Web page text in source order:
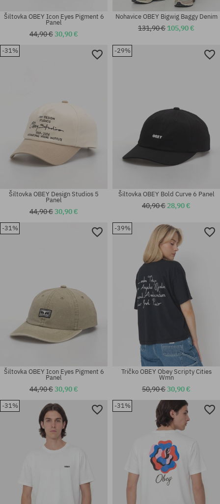
Dostupné veľkosti:
Šiltovka OBEY Icon Eyes Pigment 6
Panel
44,90 €30,90 €
Dostupné veľkosti:
31; 32; 36
Nohavice OBEY Bigwig Baggy Denim
131,90 € 105,90 €
-31%
univerzálna veľkosť
Šiltovka OBEY Design Studios 5
Panel
44,90 €30,90 €
-29%
univerzálna veľkosť
Šiltovka OBEY Bold Curve 6 Panel
40,90 € 28,90 €
-31%
Šiltovka OBEY Icon Eyes Pigment 6
Panel
44,90 €30,90 €
-39%
Tričko OBEY Obey Scripty Cities
Wmn
50,90 €30,90 €
-31% -31%